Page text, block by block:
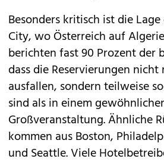
Besonders kritisch ist die
City, wo Österreich auf
berichten fast 90 Prozent der
dass die Reservierungen
ausfallen, sondern teilweise
sind als in einem
Großveranstaltung. Ähnliche
kommen aus Boston,
und Seattle. Viele